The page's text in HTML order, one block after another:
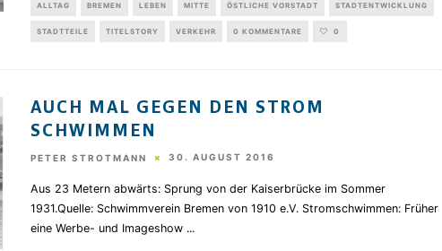
ALLTAG BREMEN LEBEN MITTE ÖSTLICHE VORSTADT STADTENTWICKLUNG
STADTTEILE TITELSTORY VERKEHR 0 KOMMENTARE 0
AUCH MAL GEGEN DEN STROM
SCHWIMMEN
PETER STROTMANN 30. AUGUST 2016
Aus 23 Metern abwärts: Sprung von der Kaiserbrücke im Sommer
1931.Quelle: Schwimmverein Bremen von 1910 e.V. Stromschwimmen: Früher
eine Werbe- und Imageshow ...